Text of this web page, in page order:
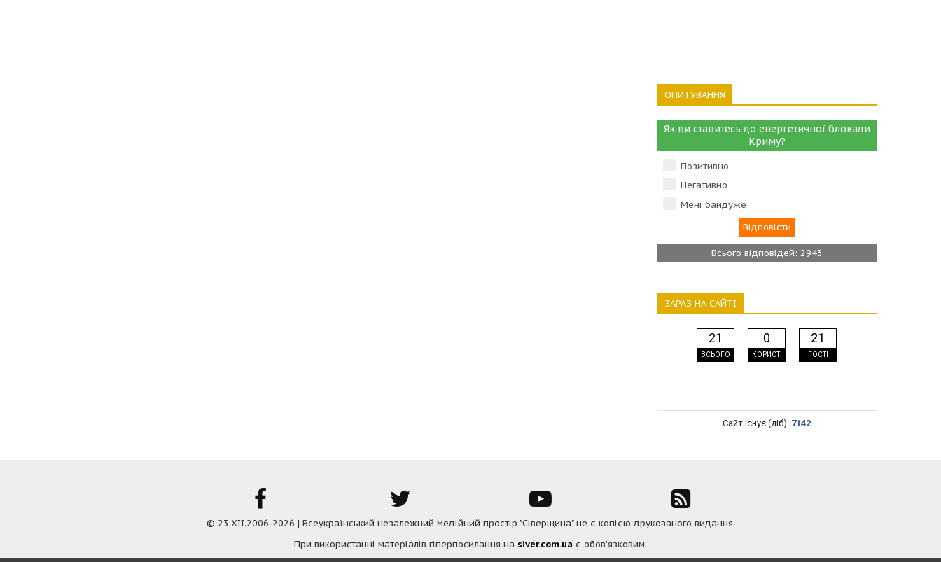
ОПИТУВАННЯ
Як ви ставитесь до енергетичної блокади
Криму?
Позитивно
Негативно
Мені байдуже
Всього відповідей: 2943
ЗАРАЗ НА САЙТІ
21
ВСЬОГО
0
КОРИСТ.
21
ГОСТІ
Сайт існує (діб): 7142
© 23.XII.2006-2026 | Всеукраїнський незалежний медійний простір "Сіверщина" не є копією друкованого видання.
При використанні матеріалів гіперпосилання на siver.com.ua є обов'язковим.